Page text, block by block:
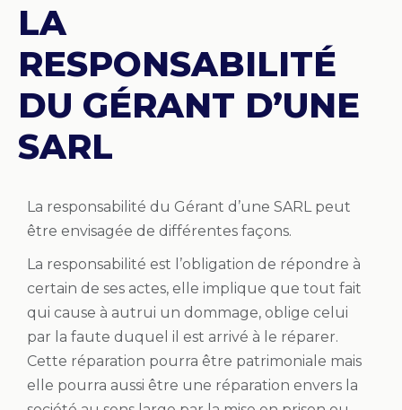
LA
RESPONSABILITÉ
DU GÉRANT D’UNE
SARL
La responsabilité du Gérant d’une SARL peut
être envisagée de différentes façons.
La responsabilité est l’obligation de répondre à
certain de ses actes, elle implique que tout fait
qui cause à autrui un dommage, oblige celui
par la faute duquel il est arrivé à le réparer.
Cette réparation pourra être patrimoniale mais
elle pourra aussi être une réparation envers la